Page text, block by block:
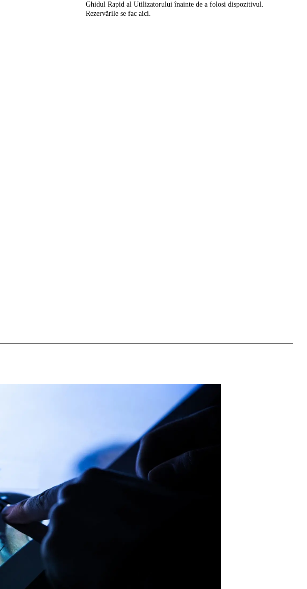
Ghidul Rapid al Utilizatorului înainte de a folosi dispozitivul.
Rezervările se fac aici.